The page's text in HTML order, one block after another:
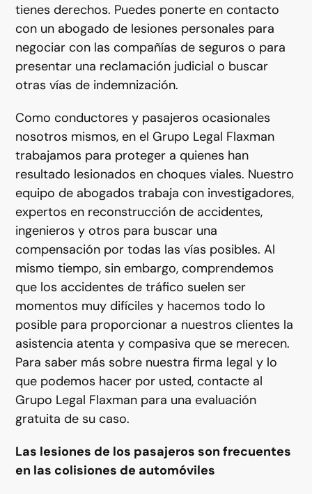
tienes derechos. Puedes ponerte en contacto
con un abogado de lesiones personales para
negociar con las compañías de seguros o para
presentar una reclamación judicial o buscar
otras vías de indemnización.
Como conductores y pasajeros ocasionales
nosotros mismos, en el Grupo Legal Flaxman
trabajamos para proteger a quienes han
resultado lesionados en choques viales. Nuestro
equipo de abogados trabaja con investigadores,
expertos en reconstrucción de accidentes,
ingenieros y otros para buscar una
compensación por todas las vías posibles. Al
mismo tiempo, sin embargo, comprendemos
que los accidentes de tráfico suelen ser
momentos muy difíciles y hacemos todo lo
posible para proporcionar a nuestros clientes la
asistencia atenta y compasiva que se merecen.
Para saber más sobre nuestra firma legal y lo
que podemos hacer por usted, contacte al
Grupo Legal Flaxman para una evaluación
gratuita de su caso.
Las lesiones de los pasajeros son frecuentes
en las colisiones de automóviles